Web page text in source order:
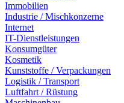
Immobilien
Industrie / Mischkonzerne
Internet
IT-Dienstleistungen
Konsumgüter
Kosmetik
Kunststoffe / Verpackungen
Logistik / Transport
Luftfahrt / Rüstung